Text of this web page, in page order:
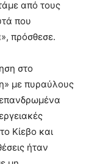
από τους
που
πρόσθεσε.
στο
με πυραύλους
Κίεβο και
ήταν